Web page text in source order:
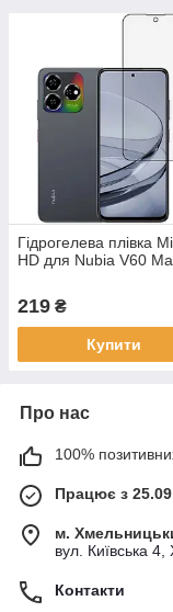
Гідрогелева плівка
HD для Nubia V60
219 ₴
Купити
Про нас
100%
Працює з
м.
вул. Київська
Контакти